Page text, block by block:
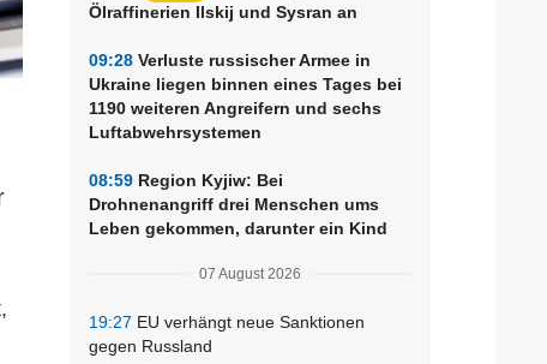
Ölraffinerien Ilskij und Sysran an
09:28 Verluste russischer Armee in
Ukraine liegen binnen eines Tages bei
1190 weiteren Angreifern und sechs
Luftabwehrsystemen
08:59 Region Kyjiw: Bei
Drohnenangriff drei Menschen ums
Leben gekommen, darunter ein Kind
07 August 2026
19:27 EU verhängt neue Sanktionen
gegen Russland